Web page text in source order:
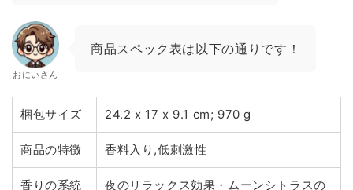
おにいさん
商品スペック表は以下の通りです！
梱包サイズ 24.2 x 17 x 9.1 cm; 970 g
商品の特徴 香料入り,低刺激性
香りの系統 夜のリラックス効果・ムーンシトラスの